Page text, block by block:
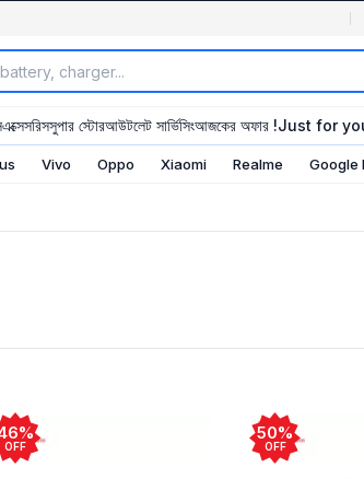
এক্সেসরিসসুপার স্টোরআউটলেট সার্ভিসিংআজকের অফার !Just for
Vivo Oppo Xiaomi Realme Google
OFF
50%
OFF